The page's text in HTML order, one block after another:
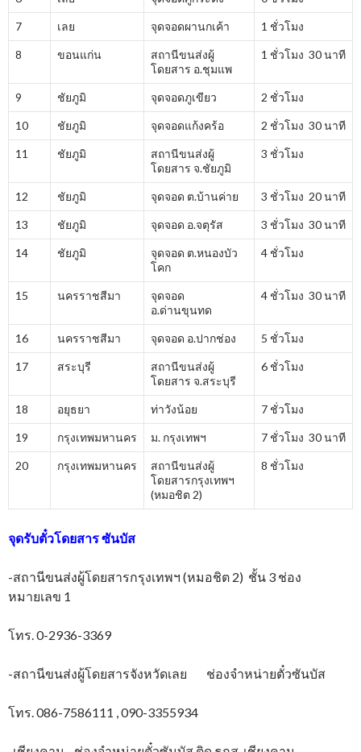
7 เลย จุดจอดผานกเค้า 1 ชั่วโมง
8 ขอนแก่น
สถานีขนส่งผู้
โดยสาร อ.ชุมแพ
1 ชั่วโมง 30 นาที
9 ชัยภูมิ จุดจอดภูเขียว 2 ชั่วโมง
10 ชัยภูมิ จุดจอดแก้งคร้อ 2 ชั่วโมง 30 นาที
11 ชัยภูมิ
สถานีขนส่งผู้
โดยสาร จ.ชัยภูมิ
3 ชั่วโมง
12 ชัยภูมิ จุดจอด ต.บ้านค่าย 3 ชั่วโมง 20 นาที
13 ชัยภูมิ จุดจอด อ.จตุรัส 3 ชั่วโมง 30 นาที
14 ชัยภูมิ
จุดจอด ต.หนองบัว
โคก
4 ชั่วโมง
15 นครราชสีมา
จุดจอด
อ.ด่านขุนทด
4 ชั่วโมง 30 นาที
16 นครราชสีมา จุดจอด อ.ปากช่อง 5 ชั่วโมง
17 สระบุรี
สถานีขนส่งผู้
โดยสาร จ.สระบุรี
6 ชั่วโมง
18 อยุธยา ท่าวังน้อย 7 ชั่วโมง
19 กรุงเทพมหานคร ม. กรุงเทพฯ 7 ชั่วโมง 30 นาที
20 กรุงเทพมหานคร
สถานีขนส่งผู้
โดยสารกรุงเทพฯ
(หมอชิต 2)
8 ชั่วโมง
จุดรับตั๋วโดยสารซันบัส
-สถานีขนส่งผู้โดยสารกรุงเทพฯ (หมอชิต 2) ชั้น 3 ช่อง
หมายเลข 1
โทร. 0-2936-3369
-สถานีขนส่งผู้โดยสารจังหวัดเลย ช่องจำหน่ายตั๋วซันบัส
โทร. 086-7586111 , 090-3355934